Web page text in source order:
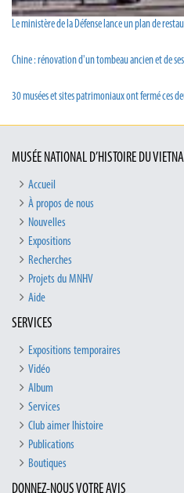
Le ministère de la Défense lance un plan de
Chine : rénovation d'un tombeau ancien et de
30 musées et sites patrimoniaux ont fermé ces
MUSÉE NATIONAL D’HISTOIRE DU
Accueil
À propos de nous
Nouvelles
Expositions
Recherches
Projets du MNHV
Aide
SERVICES
Expositions temporaires
Vidéo
Album
Services
Club aimer lhistoire
Publications
Boutiques
DONNEZ-NOUS VOTRE AVIS